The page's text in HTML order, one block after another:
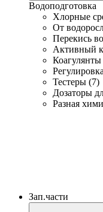
Водоподготовка
Хлорные
От
Перекись
Активный
Коагулянты
Тестеры (7)
Дозаторы
Разная
Зап.части